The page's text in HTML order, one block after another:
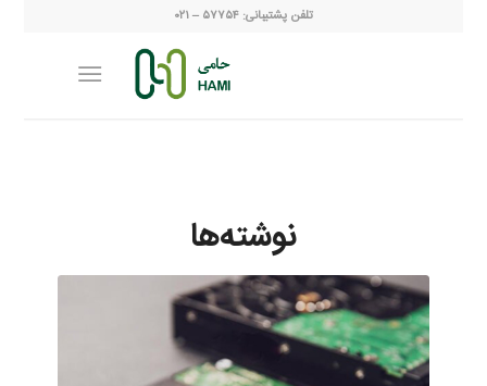
تلفن پشتیبانی: ۵۷۷۵۴ – ۰۲۱
نوشته‌ها